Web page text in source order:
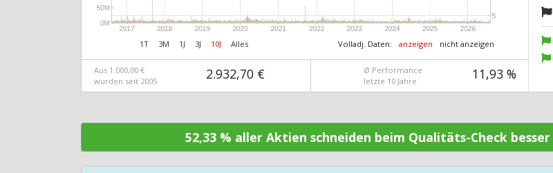
1T 3M 1J 3J 10J Alles Volladj. Daten: anzeigen nicht anzeigen
Aus 1.000,00 €
wurden seit 2005
2.932,70 €
Ø Performance
letzte 10 Jahre
11,93 %
52,33 % aller Aktien schneiden beim Qualitäts-Check besser